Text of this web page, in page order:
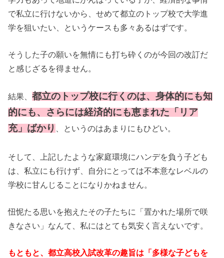
で私立に行けないから、せめて都立のトップ校で大学進
学を狙いたい、というケースも多々あるはずです。
そうした子の願いを無情にも打ち砕くのが今回の改訂だ
と感じざるを得ません。
結果、都立のトップ校に行くのは、身体的にも知
的にも、さらには経済的にも恵まれた「リア
充」ばかり
、というのはあまりにもひどい。
そして、上記したような家庭環境にハンデを負う子ども
は、私立にも行けず、自分にとっては不本意なレベルの
学校に甘んじることになりかねません。
忸怩たる思いを抱えたその子たちに「置かれた場所で咲
きなさい」なんて、私にはとても気安く言えないです。
もともと、都立高校入試改革の趣旨は「多様な子どもを